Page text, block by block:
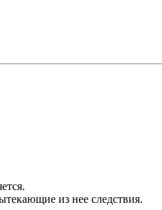
из нее следствия.